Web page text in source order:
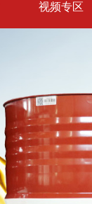
视频专区